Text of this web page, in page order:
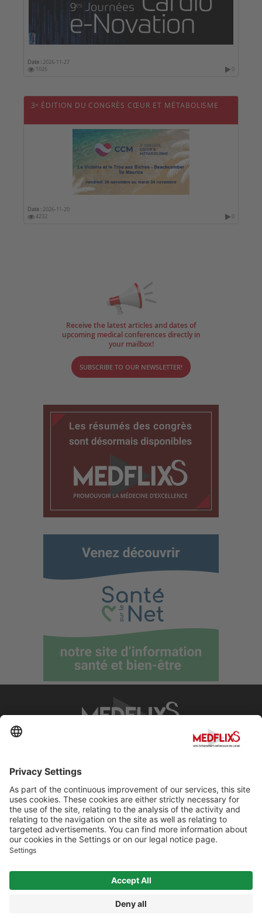
Date : 2026-11-27
1026
0
3ᵉ ÉDITION DU CONGRÈS CŒUR ET MÉTABOLISME
Date : 2026-11-20
4232
0
Receive the latest articles and dates of
upcoming medical conferences directly in
your mailbox!
SUBSCRIBE TO OUR NEWSLETTER!
Contact
Terms and Conditions
© Cherry For LifeScience 2026